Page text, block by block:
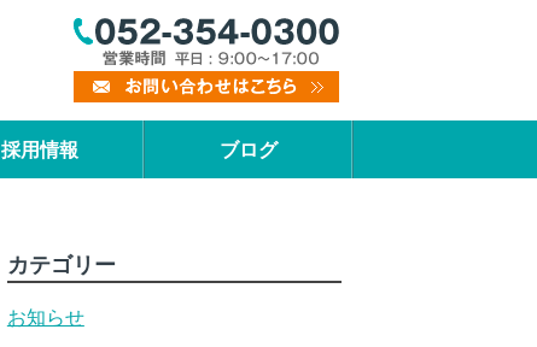
採用情報 ブログ
カテゴリー
お知らせ